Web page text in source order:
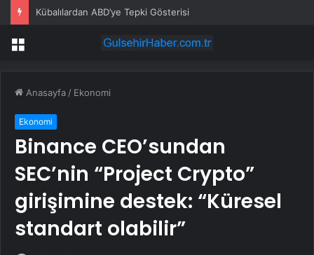
Kübalılardan ABD’ye Tepki Gösterisi
Menü
Anasayfa / Ekonomi
Ekonomi
Binance CEO’sundan
SEC’nin “Project Crypto”
girişimine destek: “Küresel
standart olabilir”